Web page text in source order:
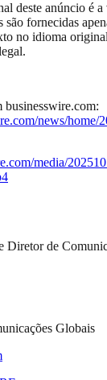
deste anúncio é
são fornecidas
no idioma
businesswire.com:
news/home/
media/
Diretor de
Globais